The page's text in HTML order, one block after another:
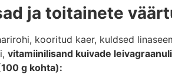
ja toitainete
kooritud kaer, kuldsed
vitamiinilisand kuivade
g kohta):